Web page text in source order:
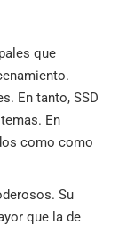
que
En tanto, SSD
En
como como
Su
que la de